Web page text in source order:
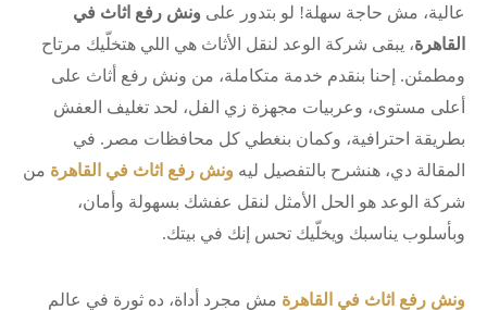
عالية، مش حاجة سهلة! لو بتدور على ونش رفع اثاث في
القاهرة، يبقى شركة الوعد لنقل الأثاث هي اللي هتخلّيك مرتاح
ومطمئن. إحنا بنقدم خدمة متكاملة، من ونش رفع أثاث على
أعلى مستوى، وعربيات مجهزة زي الفل، لحد تغليف العفش
بطريقة احترافية، وكمان بنغطي كل محافظات مصر. في
المقالة دي، هنشرح بالتفصيل ليه ونش رفع اثاث في القاهرة من
شركة الوعد هو الحل الأمثل لنقل عفشك بسهولة وأمان،
وبأسلوب يناسبك ويخلّيك تحس إنك في بيتك.
ونش رفع اثاث في القاهرة مش مجرد أداة، ده ثورة في عالم